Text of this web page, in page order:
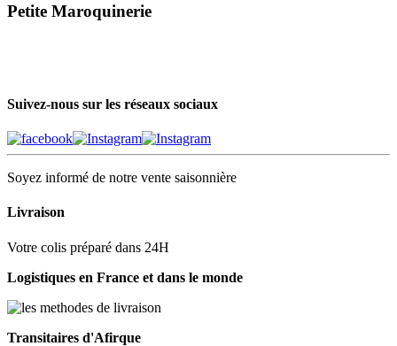
Petite Maroquinerie
Suivez-nous sur les réseaux sociaux
Soyez informé de notre vente saisonnière
Livraison
Votre colis préparé dans 24H
Logistiques en France et dans le monde
Transitaires d'Afirque